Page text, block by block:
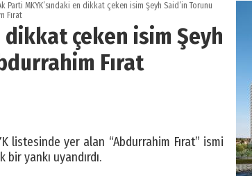
Parti MKYK’sındaki en dikkat çeken isim Şeyh Said’in Torunu
Fırat
dikkat çeken isim Şeyh
Fırat
listesinde yer alan “Abdurrahim Fırat” ismi
yankı uyandırdı.